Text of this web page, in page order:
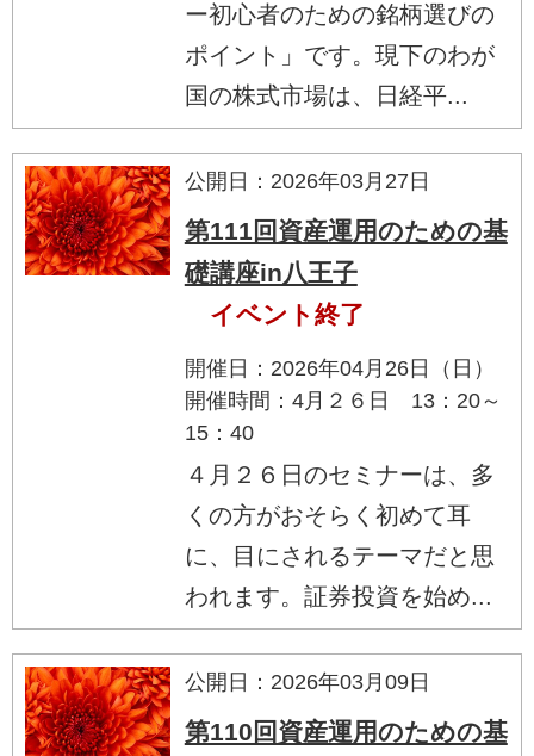
ー初心者のための銘柄選びの
ポイント」です。現下のわが
国の株式市場は、日経平...
公開日：2026年03月27日
第111回資産運用のための基
礎講座in八王子
イベント終了
開催日：2026年04月26日（日）
開催時間：4月２６日 13：20～
15：40
４月２６日のセミナーは、多
くの方がおそらく初めて耳
に、目にされるテーマだと思
われます。証券投資を始め...
公開日：2026年03月09日
第110回資産運用のための基